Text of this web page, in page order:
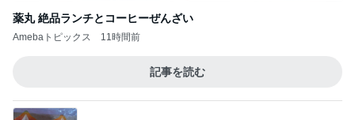
薬丸 絶品ランチとコーヒーぜんざい
Amebaトピックス 11時間前
記事を読む